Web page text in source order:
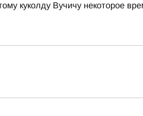
куколду Вучичу некоторое